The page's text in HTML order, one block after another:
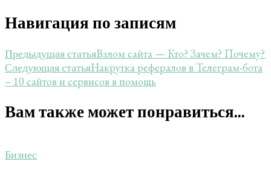
Навигация по записям
Предыдущая статьяВзлом сайта — Кто? Зачем? Почему?
Следующая статьяНакрутка рефералов в Телеграм-бота
– 10 сайтов и сервисов в помощь
Вам также может понравиться...
Бизнес